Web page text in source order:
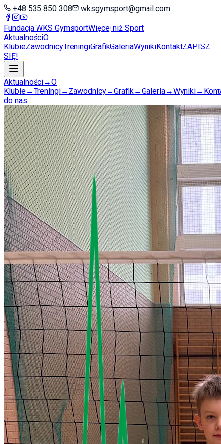
+48 535 850 308 wksgymsport@gmail.com
Fundacja WKS GymsportWięcej niż Sport
AktualnościO
KlubieZawodnicyTreningiGrafikGaleriaWynikiKontaktZAPISZ
SIĘ!
Aktualności→O
Klubie→Treningi→ Zawodnicy→Grafik→Galeria→Wyniki→
do nas